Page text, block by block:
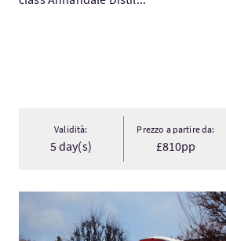
Validità:
5 day(s)
Prezzo a partire da:
£810pp
Visita:Blair Athol or Edradour Distillery